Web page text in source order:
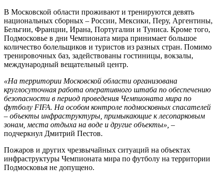
В Московской области проживают и тренируются девять
национальных сборных – России, Мексики, Перу, Аргентины,
Бельгии, Франции, Ирана, Португалии и Туниса. Кроме того,
Подмосковье в дни Чемпионата мира принимает большое
количество болельщиков и туристов из разных стран. Помимо
тренировочных баз, задействованы гостиницы, вокзалы,
международный вещательный центр.
«На территории Московской области организована
круглосуточная работа оперативного штаба по обеспечению
безопасности в период проведения Чемпионата мира по
футболу FIFA. На особом контроле подмосковных спасателей
– объекты инфраструктуры, примыкающие к лесопарковым
зонам, места отдыха на воде и другие объекты», –
подчеркнул Дмитрий Пестов.
Пожаров и других чрезвычайных ситуаций на объектах
инфраструктуры Чемпионата мира по футболу на территории
Подмосковья не допущено.